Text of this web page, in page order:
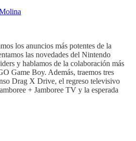
los anuncios más potentes de la
las novedades del Nintendo
y hablamos de la colaboración más
Game Boy. Además, traemos tres
Drag X Drive, el regreso televisivo
+ Jamboree TV y la esperada